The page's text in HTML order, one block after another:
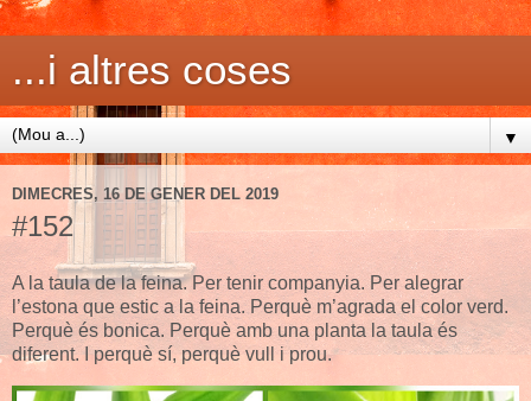
...i altres coses
▼
DIMECRES, 16 DE GENER DEL 2019
#152
A la taula de la feina. Per tenir companyia. Per alegrar
l’estona que estic a la feina. Perquè m’agrada el color verd.
Perquè és bonica. Perquè amb una planta la taula és
diferent. I perquè sí, perquè vull i prou.